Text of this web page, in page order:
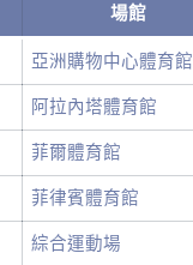
場館
亞洲購物中心體育館
阿拉內塔體育館
菲爾體育館
菲律賓體育館
綜合運動場